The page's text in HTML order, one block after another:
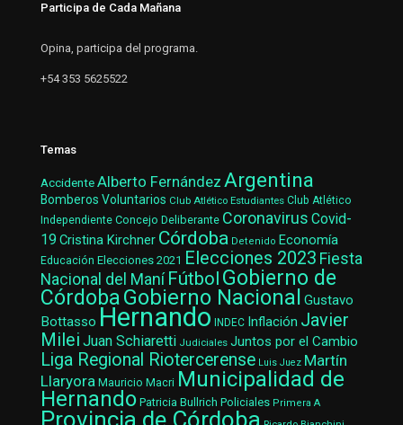
Participa de Cada Mañana
Opina, participa del programa.
+54 353 5625522
Temas
AccidenteAlberto Fernández Argentina
Bomberos Voluntarios Club Atlético Estudiantes Club Atlético
Independiente Concejo Deliberante Coronavirus Covid-
19 Cristina Kirchner Córdoba Detenido Economía
Educación Elecciones 2021 Elecciones 2023 Fiesta
Nacional del Maní Fútbol Gobierno de
CórdobaGobierno Nacional Gustavo
Bottasso Hernando INDEC Inflación Javier
Milei Juan Schiaretti Judiciales Juntos por el Cambio
Liga Regional Riotercerense Luis Juez Martín
Llaryora Mauricio Macri Municipalidad de
Hernando Patricia Bullrich Policiales Primera A